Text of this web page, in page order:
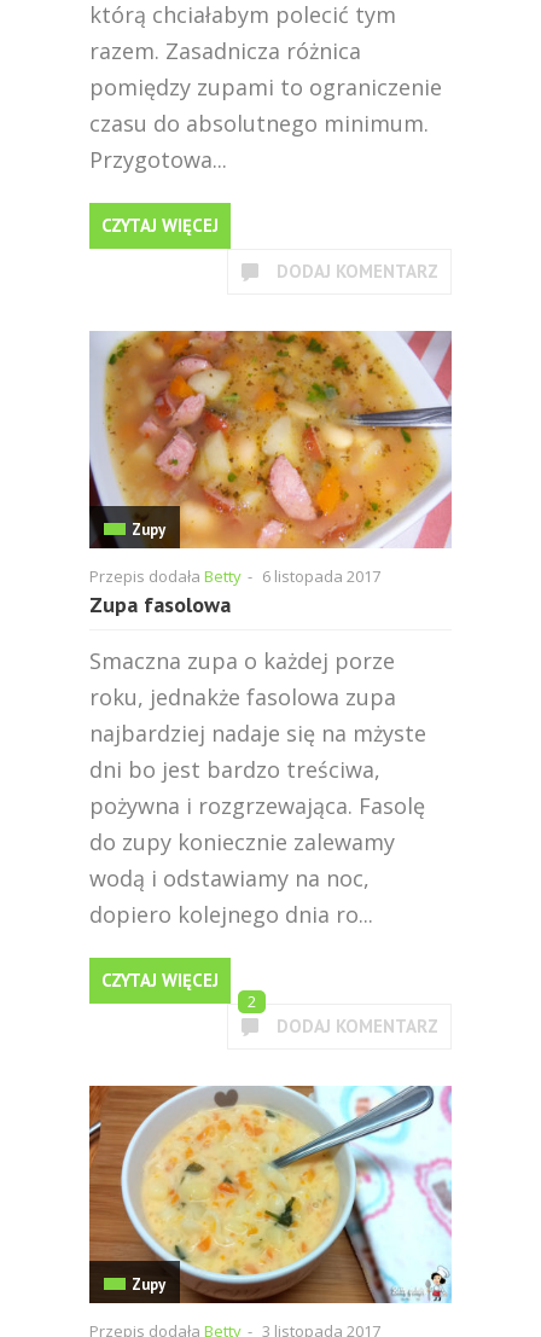
którą chciałabym polecić tym
razem. Zasadnicza różnica
pomiędzy zupami to ograniczenie
czasu do absolutnego minimum.
Przygotowa...
CZYTAJ WIĘCEJ
DODAJ KOMENTARZ
Zupy
Przepis dodała Betty - 6 listopada 2017
Zupa fasolowa
Smaczna zupa o każdej porze
roku, jednakże fasolowa zupa
najbardziej nadaje się na mżyste
dni bo jest bardzo treściwa,
pożywna i rozgrzewająca. Fasolę
do zupy koniecznie zalewamy
wodą i odstawiamy na noc,
dopiero kolejnego dnia ro...
CZYTAJ WIĘCEJ
2
DODAJ KOMENTARZ
Zupy
Przepis dodała Betty - 3 listopada 2017